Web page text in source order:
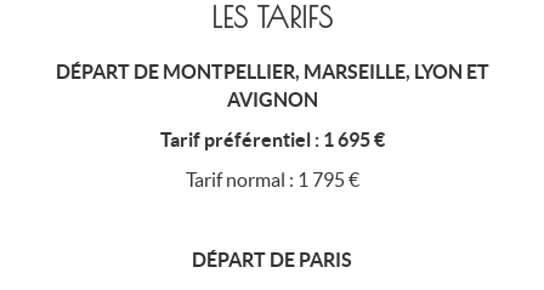
LES TARIFS
DÉPART DE MONTPELLIER, MARSEILLE, LYON ET
AVIGNON
Tarif préférentiel : 1 695 €
Tarif normal : 1 795 €
DÉPART DE PARIS